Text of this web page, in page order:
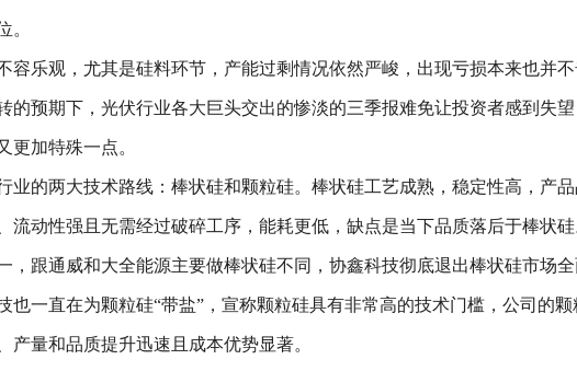
。
容乐观，尤其是硅料环节，产能过剩情况依然严峻，出现亏损本来也并
的预期下，光伏行业各大巨头交出的惨淡的三季报难免让投资者感到失
更加特殊一点。
业的两大技术路线：棒状硅和颗粒硅。棒状硅工艺成熟，稳定性高，产
流动性强且无需经过破碎工序，能耗更低，缺点是当下品质落后于棒状硅
，跟通威和大全能源主要做棒状硅不同，协鑫科技彻底退出棒状硅市场全
也一直在为颗粒硅“带盐”，宣称颗粒硅具有非常高的技术门槛，公司的
产量和品质提升迅速且成本优势显著。